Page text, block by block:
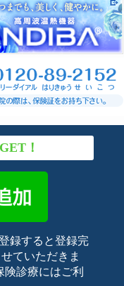
！
録すると登録完
ていただきま
診療にはご利